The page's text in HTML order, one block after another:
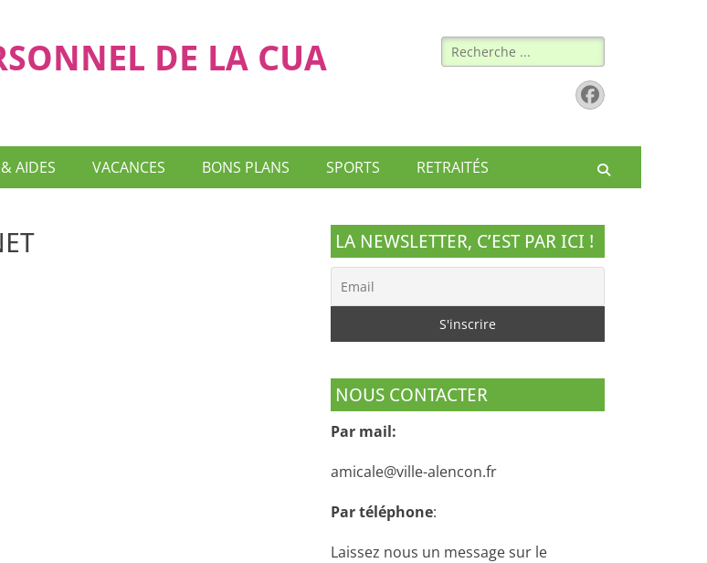
DE LA CUA Rechercher :
Facebook
AIDES VACANCES BONS PLANS SPORTS RETRAITÉS
LA NEWSLETTER, C’EST PAR ICI !
NOUS CONTACTER
Par mail:
amicale@ville-alencon.fr
Par téléphone:
Laissez nous un message sur le